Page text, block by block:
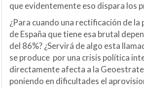
que evidentemente eso dispara los
¿Para cuando una rectificación de la
de España que tiene esa brutal
del 86%? ¿Servirá de algo esta
se produce por una crisis política
directamente afecta a la
poniendo en dificultades el